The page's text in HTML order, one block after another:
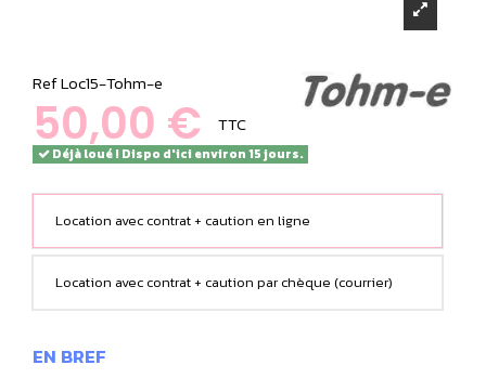
RefLoc15-Tohm-e
50,00 € TTC
Déjà loué ! Dispo d'ici environ 15 jours.
Location avec contrat + caution en ligne
Location avec contrat + caution par chèque (courrier)
EN BREF